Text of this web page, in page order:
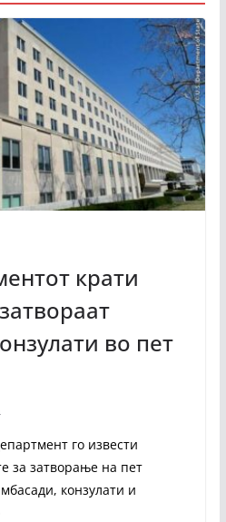
крати
во пет
го извести
за затворање на пет
конзулати и